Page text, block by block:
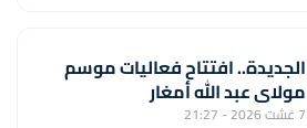
الجديدة.. افتتاح فعاليات موسم
مولاي عبد الله أمغار
7 غشت 2026 - 21:27